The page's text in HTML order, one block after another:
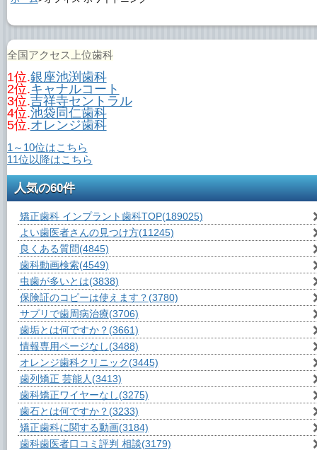
全国アクセス上位歯科
1位.銀座池渕歯科
2位.キャナルコート
3位.吉祥寺セントラル
4位.池袋同仁歯科
5位.オレンジ歯科
1～10位はこちら
11位以降はこちら
人気の60件
矯正歯科 インプラント歯科TOP(189025)
よい歯医者さんの見つけ方(11245)
良くある質問(4845)
歯科動画検索(4549)
虫歯が多いとは(3838)
保険証のコピーは使えます？ (3780)
サプリで歯周病治療(3706)
歯垢とは何ですか？ (3661)
情報専用ページなし(3488)
オレンジ歯科クリニック(3445)
歯列矯正 芸能人 (3413)
歯科矯正ワイヤーなし(3275)
歯石とは何ですか？ (3233)
矯正歯科に関する動画(3184)
歯科歯医者口コミ評判 相談(3179)